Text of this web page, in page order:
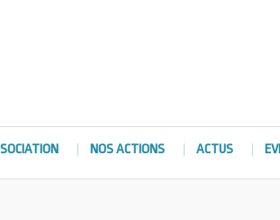
NOS ACTIONS ACTUS